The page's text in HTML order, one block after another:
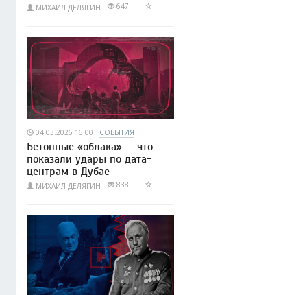
МИХАИЛ ДЕЛЯГИН 647
04.03.2026 16:00 СОБЫТИЯ
Бетонные «облака» — что
показали удары по дата-
центрам в Дубае
МИХАИЛ ДЕЛЯГИН 838